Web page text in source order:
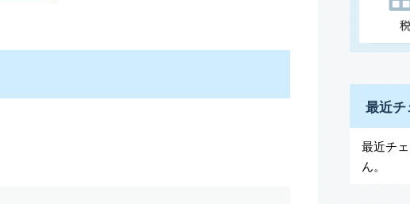
最近チ
最近チ
ん。